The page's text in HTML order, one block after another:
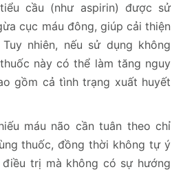
cầu (như aspirin) được sử
cục máu đông, giúp cải thiện
nhiên, nếu sử dụng không
này có thể làm tăng nguy
gồm cả tình trạng xuất huyết
máu não cần tuân theo chỉ
thuốc, đồng thời không tự ý
trị mà không có sự hướng